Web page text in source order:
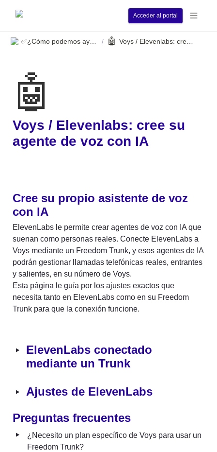
Acceder al portal
/ 🤖
🤖
Voys / Elevenlabs: cree su
agente de voz con IA
Cree su propio asistente de voz
con IA
ElevenLabs le permite crear agentes de voz con IA que
suenan como personas reales. Conecte ElevenLabs a
Voys mediante un Freedom Trunk, y esos agentes de IA
podrán gestionar llamadas telefónicas reales, entrantes
y salientes, en su número de Voys.
Esta página le guía por los ajustes exactos que
necesita tanto en ElevenLabs como en su Freedom
Trunk para que la conexión funcione.
‣ ElevenLabs conectado
mediante un Trunk
‣ Ajustes de ElevenLabs
Preguntas frecuentes
‣
¿Necesito un plan específico de Voys para usar un
Freedom Trunk?